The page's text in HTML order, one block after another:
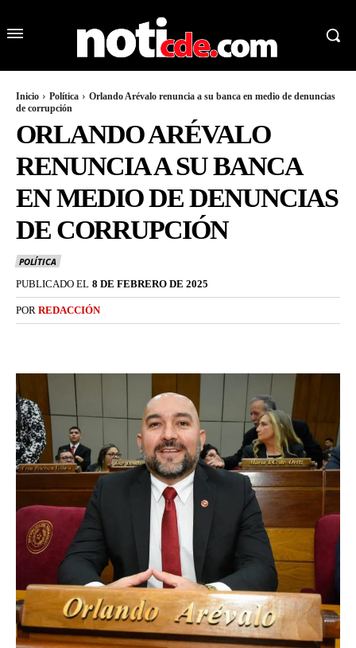
Inicio Política
Orlando Arévalo renuncia a su banca en medio de denuncias
de corrupción
ORLANDO ARÉVALO
RENUNCIA A SU BANCA
EN MEDIO DE DENUNCIAS
DE CORRUPCIÓN
POLÍTICA
PUBLICADO EL 8 DE FEBRERO DE 2025
POR REDACCIÓN